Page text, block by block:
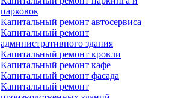
парковок
Капитальный ремонт автосервиса
Капитальный ремонт
административного здания
Капитальный ремонт кровли
Капитальный ремонт кафе
Капитальный ремонт фасада
Капитальный ремонт